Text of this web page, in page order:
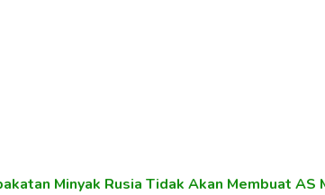
Minyak Rusia Tidak Akan Membuat AS